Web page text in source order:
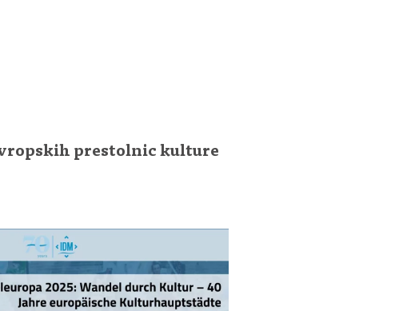
prestolnic kulture